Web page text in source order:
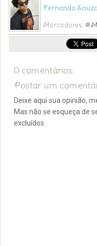
Fernanda
Marcadores:
0 comentários:
Postar um
Deixe aqui sua opinião,
Mas não se esqueça de
excluídos.